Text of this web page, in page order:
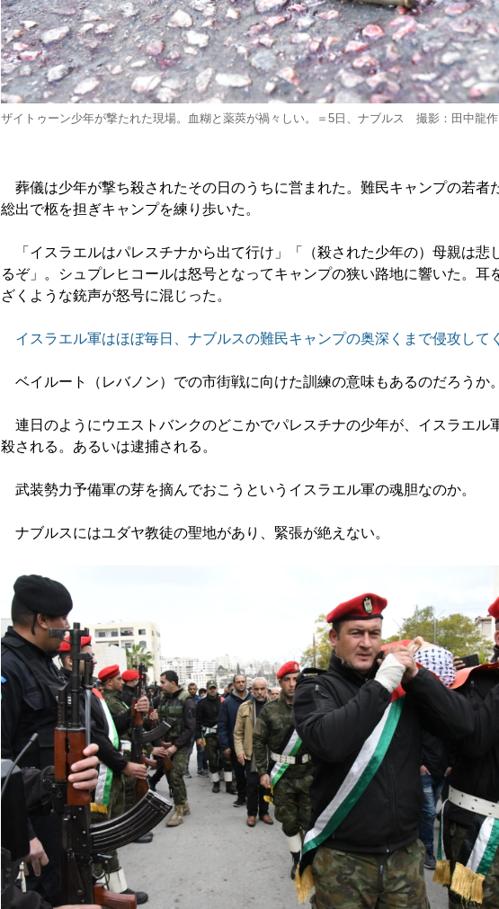
ザイトゥーン少年が撃たれた現場。血糊と薬莢が禍々しい。＝5日、ナブルス 撮影：田中龍
葬儀は少年が撃ち殺されたその日のうちに営まれた。難民キャンプの若者
総出で柩を担ぎキャンプを練り歩いた。
「イスラエルはパレスチナから出て行け」「（殺された少年の）母親は悲
るぞ」。シュプレヒコールは怒号となってキャンプの狭い路地に響いた。耳
ざくような銃声が怒号に混じった。
イスラエル軍はほぼ毎日、ナブルスの難民キャンプの奥深くまで侵攻して
ベイルート（レバノン）での市街戦に向けた訓練の意味もあるのだろうか
連日のようにウエストバンクのどこかでパレスチナの少年が、イスラエル
殺される。あるいは逮捕される。
武装勢力予備軍の芽を摘んでおこうというイスラエル軍の魂胆なのか。
ナブルスにはユダヤ教徒の聖地があり、緊張が絶えない。